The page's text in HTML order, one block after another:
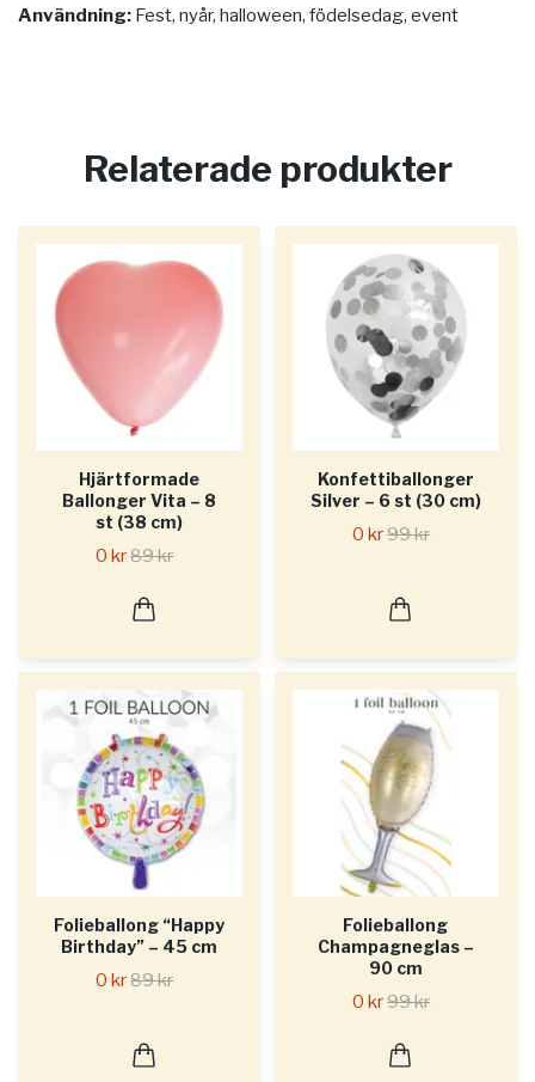
Användning: Fest, nyår, halloween, födelsedag, event
Relaterade produkter
Hjärtformade
Ballonger Vita – 8
st (38 cm)
0 kr89 kr
Konfettiballonger
Silver – 6 st (30 cm)
0 kr99 kr
Folieballong “Happy
Birthday” – 45 cm
0 kr89 kr
Folieballong
Champagneglas –
90 cm
0 kr99 kr